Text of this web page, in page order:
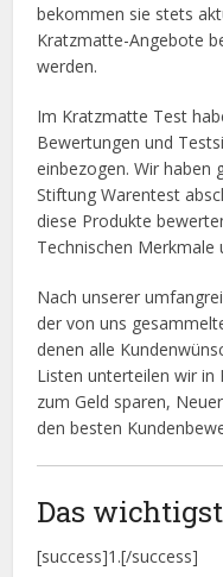
bekommen sie stets
Kratzmatte-Angebote
werden.
Im Kratzmatte Test
Bewertungen und
einbezogen. Wir haben
Stiftung Warentest
diese Produkte
Technischen Merkmale
Nach unserer
der von uns
denen alle
Listen unterteilen wir
zum Geld sparen,
den besten
Das
[success]1.[/success]